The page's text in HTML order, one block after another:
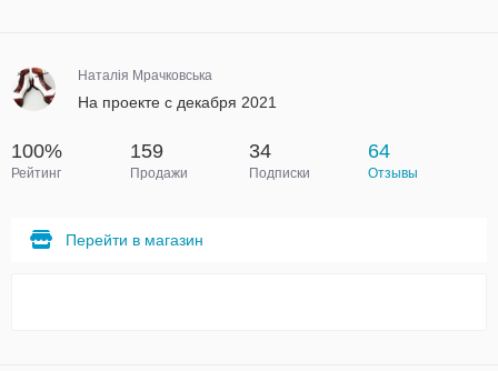
Наталія Мрачковська
На проекте с декабря 2021
100%
Рейтинг
159
Продажи
34
Подписки
64
Отзывы
Перейти в магазин